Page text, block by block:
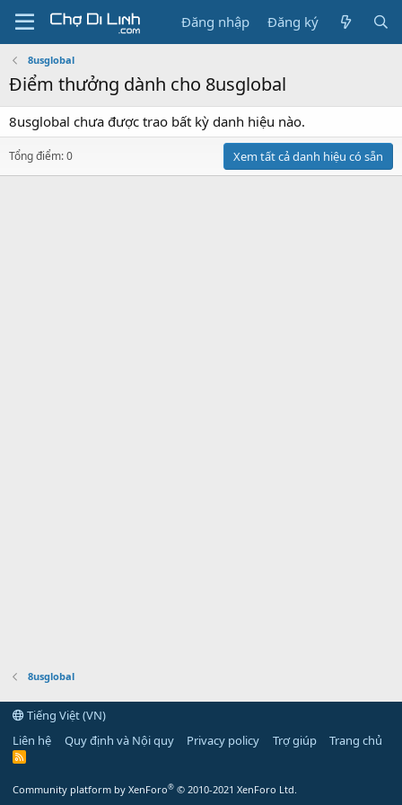
Đăng nhập Đăng ký
8usglobal
Điểm thưởng dành cho 8usglobal
8usglobal chưa được trao bất kỳ danh hiệu nào.
Tổng điểm: 0 Xem tất cả danh hiệu có sẵn
8usglobal
Tiếng Việt (VN)
Liên hệ
Quy định và Nội quy Privacy policy Trợ giúp Trang chủ
R
Community platform by XenForo® © 2010-2021 XenForo Ltd.